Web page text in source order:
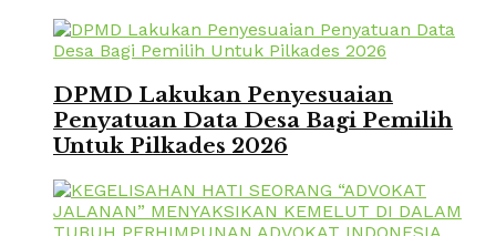
DPMD Lakukan Penyesuaian
Penyatuan Data Desa Bagi Pemilih
Untuk Pilkades 2026